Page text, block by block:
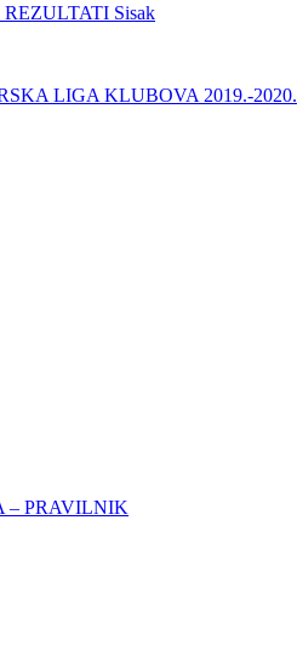
Sisak
LIGA KLUBOVA 2019.-2020.
– PRAVILNIK